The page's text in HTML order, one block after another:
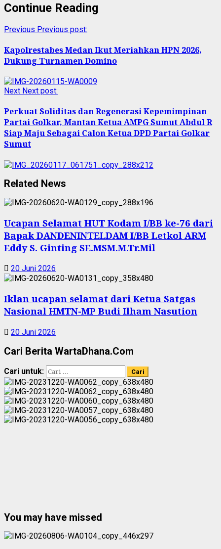
Continue Reading
Previous Previous post:
Kapolrestabes Medan Ikut Meriahkan HPN 2026,
Dukung Turnamen Domino
Next Next post:
Perkuat Soliditas dan Regenerasi Kepemimpinan
Partai Golkar, Mantan Ketua AMPG Sumut Abdul R
Siap Maju Sebagai Calon Ketua DPD Partai Golkar
Sumut
Related News
Ucapan Selamat HUT Kodam I/BB ke-76 dari
Bapak DANDENINTELDAM I/BB Letkol ARM
Eddy S. Ginting SE.MSM.M.Tr.Mil
20 Juni 2026
Iklan ucapan selamat dari Ketua Satgas
Nasional HMTN-MP Budi Ilham Nasution
20 Juni 2026
Cari Berita WartaDhana.Com
Cari untuk:
You may have missed